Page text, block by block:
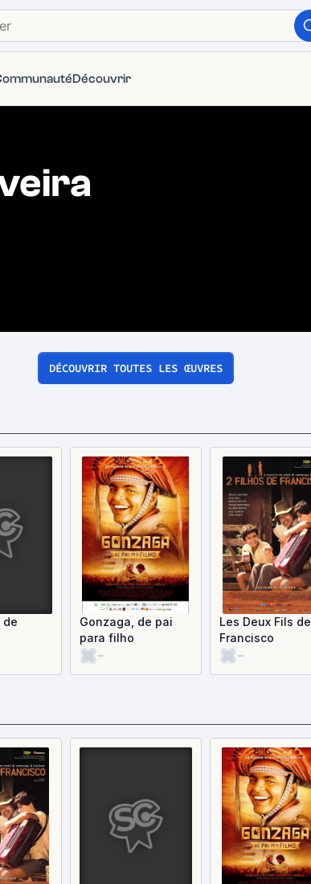
Découvrir
DÉCOUVRIR TOUTES LES ŒUVRES
de
Gonzaga, de pai
para filho
-
Les Deux Fils de
Francisco
-